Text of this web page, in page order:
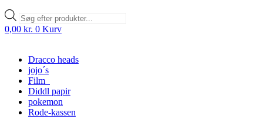
Products
search
0,00 kr. 0 Kurv
Dracco heads
jojo´s
Film
Diddl papir
pokemon
Rode-kassen